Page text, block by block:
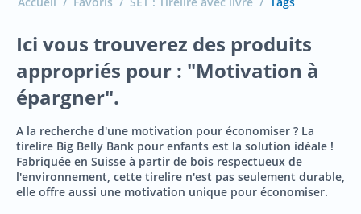
Ici vous trouverez des produits
appropriés pour : "Motivation à
épargner".
A la recherche d'une motivation pour économiser ? La
tirelire Big Belly Bank pour enfants est la solution idéale !
Fabriquée en Suisse à partir de bois respectueux de
l'environnement, cette tirelire n'est pas seulement durable,
elle offre aussi une motivation unique pour économiser.